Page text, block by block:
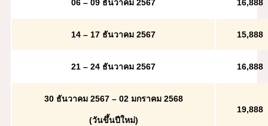
06 – 09 ธันวาคม 2567 16,888
14 – 17 ธันวาคม 2567 15,888
21 – 24 ธันวาคม 2567 16,888
30 ธันวาคม 2567 – 02 มกราคม 2568
(วันขึ้นปีใหม่)
19,888